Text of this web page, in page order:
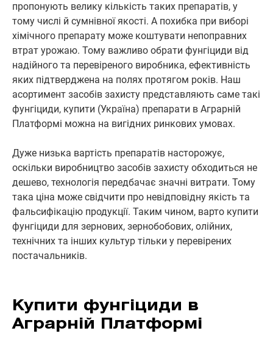
пропонують велику кількість таких препаратів, у
тому числі й сумнівної якості. А похибка при виборі
хімічного препарату може коштувати непоправних
втрат урожаю. Тому важливо обрати фунгіциди від
надійного та перевіреного виробника, ефективність
яких підтверджена на полях протягом років. Наш
асортимент засобів захисту представляють саме такі
фунгіциди, купити (Україна) препарати в Аграрній
Платформі можна на вигідних ринкових умовах.
Дуже низька вартість препаратів насторожує,
оскільки виробництво засобів захисту обходиться не
дешево, технологія передбачає значні витрати. Тому
така ціна може свідчити про невідповідну якість та
фальсифікацію продукції. Таким чином, варто купити
фунгіциди для зернових, зернобобових, олійних,
технічних та інших культур тільки у перевірених
постачальників.
Купити фунгіциди в
Аграрній Платформі